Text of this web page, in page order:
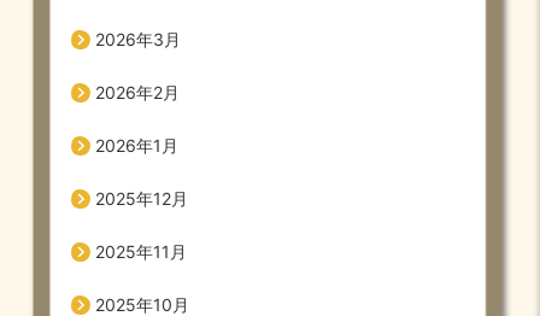
2026年3月
2026年2月
2026年1月
2025年12月
2025年11月
2025年10月